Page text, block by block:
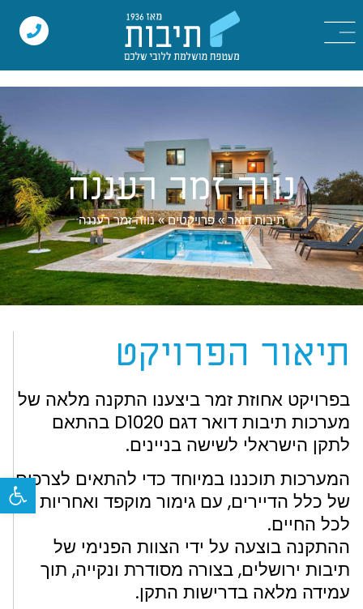
נווה זמר רעננה
תיבות דואר»פרויקטים»נווה זמר רעננה
תיאור הפרויקט
בפרויקט אחוזת זמר ביצענו התקנה מלאה של
מערכות תיבות דואר דגם D1020 בהתאם
לתקן הישראלי לשישה בניינים.
המערכות תוכננו במיוחד כדי להתאים לצרכים
של כלל הדיירים, עם גימור מוקפד ואחריות
לכל החיים.
ההתקנה בוצעה על ידי הצוות הפנימי של
תיבות ירושלים, בצורה מסודרת ונקייה, תוך
עמידה מלאה בדרישות התקן.